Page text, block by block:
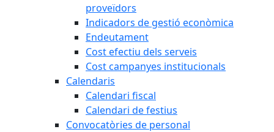
proveïdors
Indicadors de gestió econòmica
Endeutament
Cost efectiu dels serveis
Cost campanyes institucionals
Calendaris
Calendari fiscal
Calendari de festius
Convocatòries de personal